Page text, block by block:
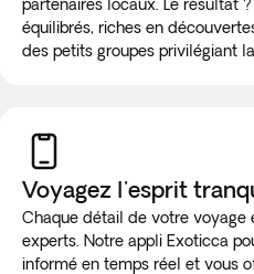
partenaires locaux. Le résultat
équilibrés, riches en
des petits groupes privilégiant
Voyagez l'esprit
Chaque détail de votre voyage
experts. Notre appli Exoticca
informé en temps réel et vous